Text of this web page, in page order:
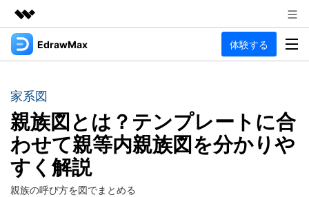
製品
ユーティリティ
概要
ソリューション
企業情報
プラン＆価格
サポート
EdrawMax 体験する
EdrawMax
多用途の作図ソフトウェア
作図種類
図面作成
フローチャート
リソース
記事と素材
家系図
親族図とは？テンプレートに合
わせて親等内親族図を分かりや
すく解説
親族の呼び方を図でまとめる